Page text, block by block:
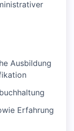
Ausbildung
Erfahrung